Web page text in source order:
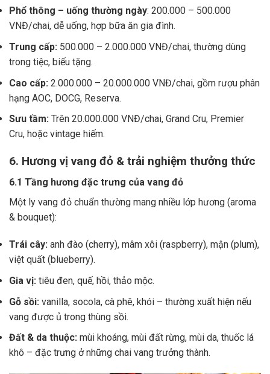
Phổ thông – uống thường ngày: 200.000 – 500.000
VNĐ/chai, dễ uống, hợp bữa ăn gia đình.
Trung cấp: 500.000 – 2.000.000 VNĐ/chai, thường dùng
trong tiệc, biếu tặng.
Cao cấp: 2.000.000 – 20.000.000 VNĐ/chai, gồm rượu phân
hạng AOC, DOCG, Reserva.
Sưu tầm: Trên 20.000.000 VNĐ/chai, Grand Cru, Premier
Cru, hoặc vintage hiếm.
6. Hương vị vang đỏ & trải nghiệm thưởng thức
6.1 Tầng hương đặc trưng của vang đỏ
Một ly vang đỏ chuẩn thường mang nhiều lớp hương (aroma
& bouquet):
Trái cây: anh đào (cherry), mâm xôi (raspberry), mận (plum),
việt quất (blueberry).
Gia vị: tiêu đen, quế, hồi, thảo mộc.
Gỗ sồi: vanilla, socola, cà phê, khói – thường xuất hiện nếu
vang được ủ trong thùng sồi.
Đất & da thuộc: mùi khoáng, mùi đất rừng, mùi da, thuốc lá
khô – đặc trưng ở những chai vang trưởng thành.